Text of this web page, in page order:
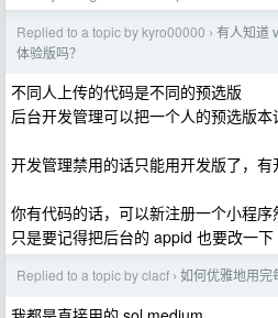
Replied to a topic by kyro00000 › 有人知道
体验版吗？
不同人上传的代码是不同的预选版
后台开发管理可以把一个人的预选版本
开发管理禁用的话只能用开发版了，
你有代码的话，可以新注册一个小程序
只是要记得把后台的 appid 也要改一下
Replied to a topic by clacf › 如何优雅地用完